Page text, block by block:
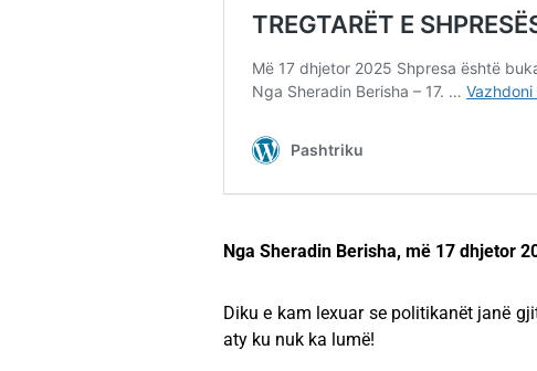
Nga Sheradin Berisha, më 17 dhjetor
Diku e kam lexuar se politikanët janë
aty ku nuk ka lumë!